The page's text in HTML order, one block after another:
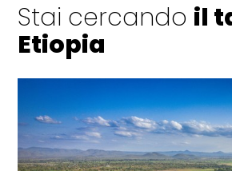
Stai cercando il
Etiopia